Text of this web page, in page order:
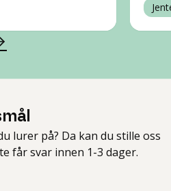
lurer på? Da kan du stille oss
får svar innen 1-3 dager.